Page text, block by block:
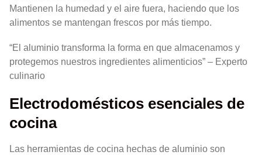
Mantienen la humedad y el aire fuera, haciendo que los
alimentos se mantengan frescos por más tiempo.
“El aluminio transforma la forma en que almacenamos y
protegemos nuestros ingredientes alimenticios” – Experto
culinario
Electrodomésticos esenciales de
cocina
Las herramientas de cocina hechas de aluminio son